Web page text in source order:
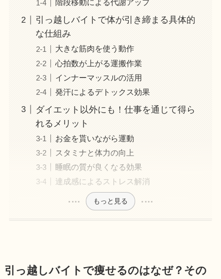
階段移動による代謝アップ
引っ越しバイトで体が引き締まる具体的
な仕組み
大きな筋肉を使う動作
心拍数が上がる運搬作業
インナーマッスルの活用
発汗によるデトックス効果
ダイエット以外にも！仕事を通じて得ら
れるメリット
お金を貰いながら運動
スタミナと体力の向上
睡眠の質が良くなる効果
達成感によるストレス解消
もっと見る
引っ越しバイトで痩せるのはなぜ？その